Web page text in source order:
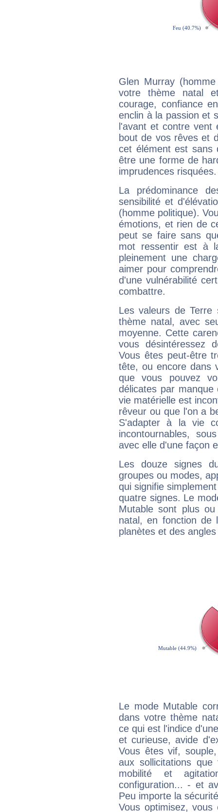
Glen Murray
votre thème natal
courage, confiance
enclin à la passion et
l'avant et contre vent
bout de vos rêves et
cet élément est sans
être une forme de
imprudences risquées.
La prédominance
sensibilité et
(homme politique).
émotions, et rien de
peut se faire sans
mot ressentir est à
pleinement une
aimer pour
d'une vulnérabilité
combattre.
Les valeurs de Terre
thème natal, avec
moyenne. Cette
vous désintéressez
Vous êtes peut-être
tête, ou encore dans
que vous pouvez
délicates par
vie matérielle est
rêveur ou que l'on a
S'adapter à la vie
incontournables,
avec elle d'une façon
Les douze signes
groupes ou modes,
qui signifie
quatre signes. Le
Mutable sont plus
natal, en fonction de
planètes et des
Le mode Mutable
dans votre thème
ce qui est l'indice
et curieuse, avide
Vous êtes vif,
aux sollicitations
mobilité et
configuration... - et
Peu importe la
Vous optimisez, vous